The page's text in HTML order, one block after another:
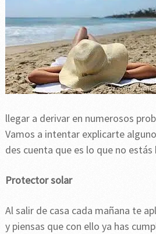
llegar a derivar en numerosos
Vamos a intentar explicarte
des cuenta que es lo que no estás
Protector solar
Al salir de casa cada mañana te
y piensas que con ello ya has